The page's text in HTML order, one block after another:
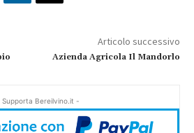
Articolo successivo
Azienda Agricola Il Mandorlo
Supporta Bereilvino.it -